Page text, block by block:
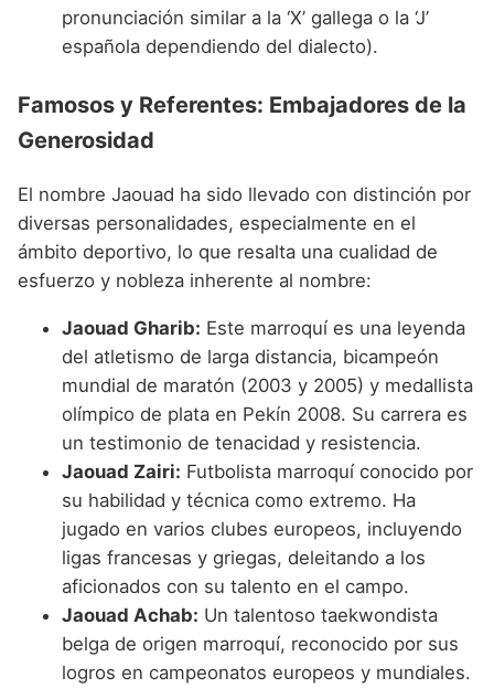
pronunciación similar a la ‘X’ gallega o la ‘J’
española dependiendo del dialecto).
Famosos y Referentes: Embajadores de la
Generosidad
El nombre Jaouad ha sido llevado con distinción por
diversas personalidades, especialmente en el
ámbito deportivo, lo que resalta una cualidad de
esfuerzo y nobleza inherente al nombre:
Jaouad Gharib: Este marroquí es una leyenda
del atletismo de larga distancia, bicampeón
mundial de maratón (2003 y 2005) y medallista
olímpico de plata en Pekín 2008. Su carrera es
un testimonio de tenacidad y resistencia.
Jaouad Zairi: Futbolista marroquí conocido por
su habilidad y técnica como extremo. Ha
jugado en varios clubes europeos, incluyendo
ligas francesas y griegas, deleitando a los
aficionados con su talento en el campo.
Jaouad Achab: Un talentoso taekwondista
belga de origen marroquí, reconocido por sus
logros en campeonatos europeos y mundiales.